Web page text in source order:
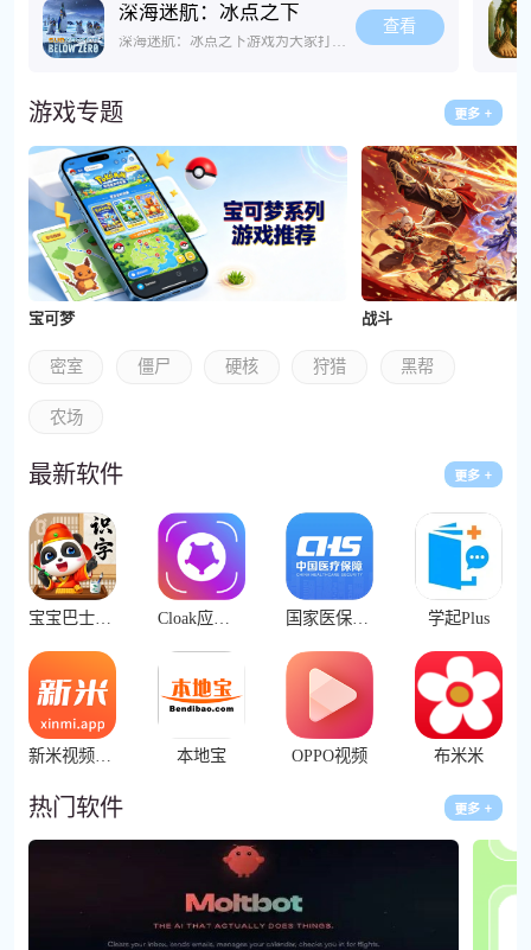
深海迷航：冰点之下
深海迷航：冰点之下游戏为大家打造了一个广阔的深海世界，玩家要在冰封星球独自求生、挖掘剧情真相。你既要在冰原抵御严寒，又要潜入深海搜集物资、搭建基地，还要应对奇特又危险的外星生物。 mobile版本画面沉浸感拉满，探索自由度高，偏爱冒险与生存玩法的玩家，倒是可以挑战一下。
查看
游戏专题
宝可梦 战斗
密室 僵尸 硬核 狩猎 黑帮
农场
最新软件
宝宝巴士汉字 Cloak应用隐藏工具 学起Plus
新米视频app国际版 本地宝 OPPO视频 布米米
热门软件